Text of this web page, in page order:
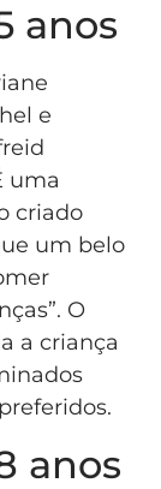
anos
e
uma
criado
um belo
O
a criança
anos